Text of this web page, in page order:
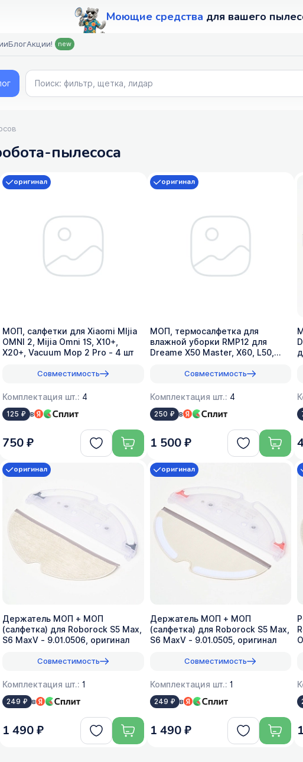
Моющие средства для вашего
БлогАкции! new
пылесоса
МОП, салфетки для Xiaomi MIjia
OMNI 2, Mijia Omni 1S, X10+,
X20+, Vacuum Mop 2 Pro - 4 шт
Совместимость
Комплектация шт.: 4
125 ₽ в
оригинал
750 ₽
МОП, термосалфетка для
влажной уборки RMP12 для
Dreame X50 Master, X60, L50,
Совместимость
Комплектация шт.: 4
250 ₽ в
оригинал
1 500 ₽
Держатель МОП + МОП
(салфетка) для Roborock S5 Max,
S6 MaxV - 9.01.0506, оригинал
Совместимость
Комплектация шт.: 1
249 ₽ в
оригинал
1 490 ₽
Держатель МОП + МОП
(салфетка) для Roborock S5 Max,
S6 MaxV - 9.01.0505, оригинал
Совместимость
Комплектация шт.: 1
249 ₽ в
оригинал
1 490 ₽